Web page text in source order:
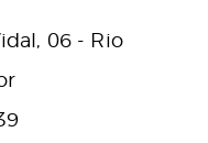
06 - Rio